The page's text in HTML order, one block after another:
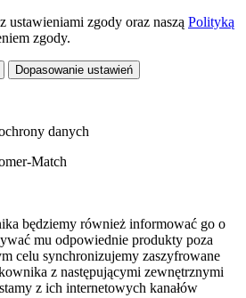
ustawieniami zgody oraz naszą Polityką
zgody.
Dopasowanie ustawień
danych
Match
będziemy również informować go o
mu odpowiednie produkty poza
celu synchronizujemy zaszyfrowane
z następującymi zewnętrznymi
z ich internetowych kanałów